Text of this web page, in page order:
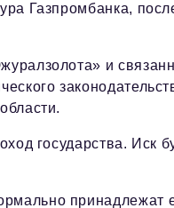
Газпромбанка,
и
государства. Иск
принадлежат